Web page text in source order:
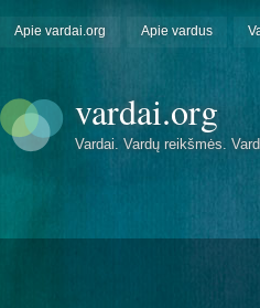
Apie vardai.org Apie vardus
vardai.org
Vardai. Vardų reikšmės.